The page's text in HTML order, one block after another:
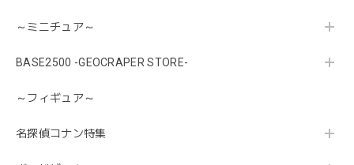
～ミニチュア～
BASE2500 -GEOCRAPER STORE-
～フィギュア～
名探偵コナン特集